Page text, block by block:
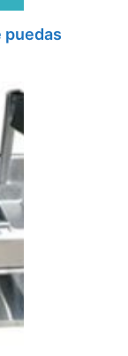
puedas